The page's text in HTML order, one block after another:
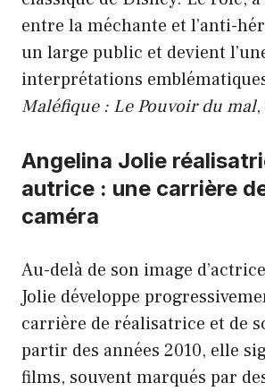
entre la méchante et l’anti-
un large public et devient
interprétations
Maléfique : Le Pouvoir du mal,
Angelina Jolie
autrice : une carrière
caméra
Au-delà de son image
Jolie développe
carrière de réalisatrice et de
partir des années 2010, elle
films, souvent marqués par